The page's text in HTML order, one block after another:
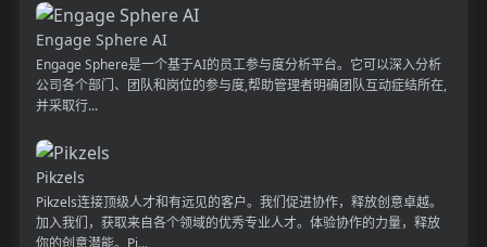
Engage Sphere AI
Engage Sphere是一个基于AI的员工参与度分析平台。它可以深入分析
公司各个部门、团队和岗位的参与度,帮助管理者明确团队互动症结所在,
并采取行...
Pikzels
Pikzels连接顶级人才和有远见的客户。我们促进协作，释放创意卓越。
加入我们，获取来自各个领域的优秀专业人才。体验协作的力量，释放
你的创意潜能。Pi...